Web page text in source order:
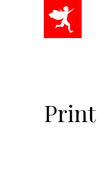
Print